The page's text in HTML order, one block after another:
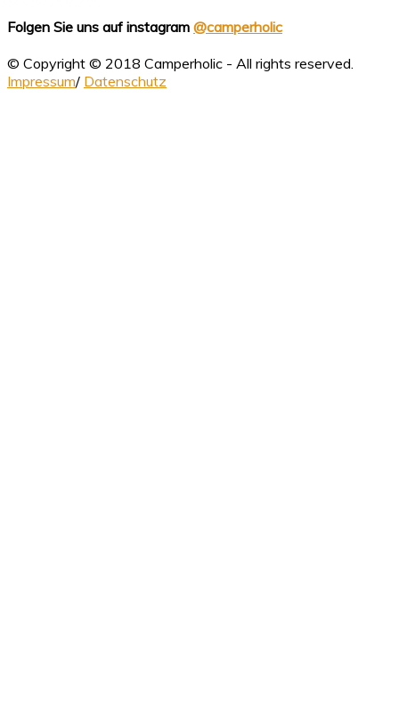
Folgen Sie uns auf instagram @camperholic
© Copyright © 2018 Camperholic - All rights reserved.
Impressum/ Datenschutz